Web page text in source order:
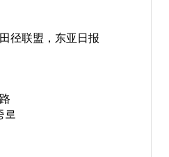
径联盟，东亚日报
로